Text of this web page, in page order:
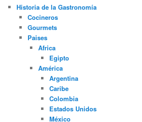
Historia de la Gastronomía
Cocineros
Gourmets
Paises
Africa
Egipto
América
Argentina
Caribe
Colombia
Estados Unidos
México